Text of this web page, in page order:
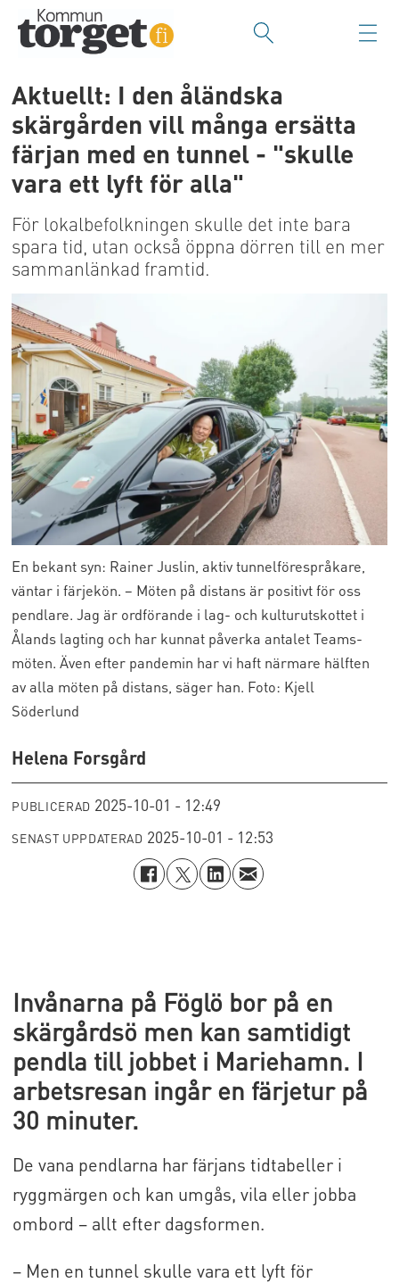
Aktuellt: I den åländska
skärgården vill många ersätta
färjan med en tunnel - "skulle
vara ett lyft för alla"
För lokalbefolkningen skulle det inte bara
spara tid, utan också öppna dörren till en mer
sammanlänkad framtid.
En bekant syn: Rainer Juslin, aktiv tunnelförespråkare,
väntar i färjekön. – Möten på distans är positivt för oss
pendlare. Jag är ordförande i lag- och kulturutskottet i
Ålands lagting och har kunnat påverka antalet Teams-
möten. Även efter pandemin har vi haft närmare hälften
av alla möten på distans, säger han. Foto: Kjell
Söderlund
Helena Forsgård
PUBLICERAD 2025-10-01 - 12:49
SENAST UPPDATERAD 2025-10-01 - 12:53
Invånarna på Föglö bor på en
skärgårdsö men kan samtidigt
pendla till jobbet i Mariehamn. I
arbetsresan ingår en färjetur på
30 minuter.
De vana pendlarna har färjans tidtabeller i
ryggmärgen och kan umgås, vila eller jobba
ombord – allt efter dagsformen.
– Men en tunnel skulle vara ett lyft för